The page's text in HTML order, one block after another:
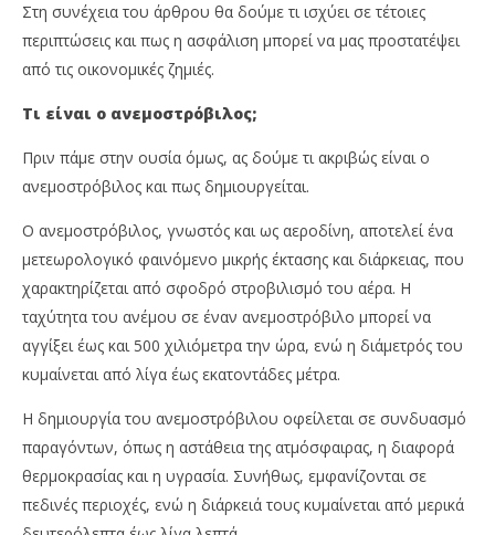
Στη συνέχεια του άρθρου θα δούμε τι ισχύει σε τέτοιες
περιπτώσεις και πως η ασφάλιση μπορεί να μας προστατέψει
από τις οικονομικές ζημιές.
Τι είναι ο ανεμοστρόβιλος;
Πριν πάμε στην ουσία όμως, ας δούμε τι ακριβώς είναι ο
ανεμοστρόβιλος και πως δημιουργείται.
Ο ανεμοστρόβιλος, γνωστός και ως αεροδίνη, αποτελεί ένα
μετεωρολογικό φαινόμενο μικρής έκτασης και διάρκειας, που
χαρακτηρίζεται από σφοδρό στροβιλισμό του αέρα. Η
ταχύτητα του ανέμου σε έναν ανεμοστρόβιλο μπορεί να
αγγίξει έως και 500 χιλιόμετρα την ώρα, ενώ η διάμετρός του
κυμαίνεται από λίγα έως εκατοντάδες μέτρα.
Η δημιουργία του ανεμοστρόβιλου οφείλεται σε συνδυασμό
παραγόντων, όπως η αστάθεια της ατμόσφαιρας, η διαφορά
θερμοκρασίας και η υγρασία. Συνήθως, εμφανίζονται σε
πεδινές περιοχές, ενώ η διάρκειά τους κυμαίνεται από μερικά